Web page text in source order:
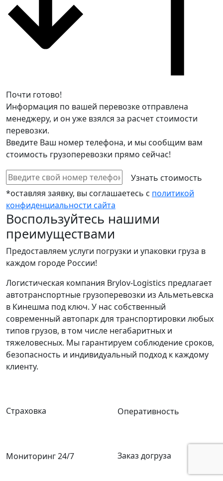
Почти готово!
Информация по вашей перевозке отправлена
менеджеру, и он уже взялся за расчет стоимости
перевозки.
Введите Ваш номер телефона, и мы сообщим вам
стоимость грузоперевозки прямо сейчас!
*оставляя заявку, вы соглашаетесь с политикой
конфиденциальности сайта
Воспользуйтесь нашими
преимуществами
Предоставляем услуги погрузки и упаковки груза в
каждом городе России!
Логистическая компания Brylov-Logistics предлагает
автотранспортные грузоперевозки из Альметьевска
в Кинешма под ключ. У нас собственный
современный автопарк для транспортировки любых
типов грузов, в том числе негабаритных и
тяжеловесных. Мы гарантируем соблюдение сроков,
безопасность и индивидуальный подход к каждому
клиенту.
Страховка Оперативность
Мониторинг 24/7 Заказ догруза